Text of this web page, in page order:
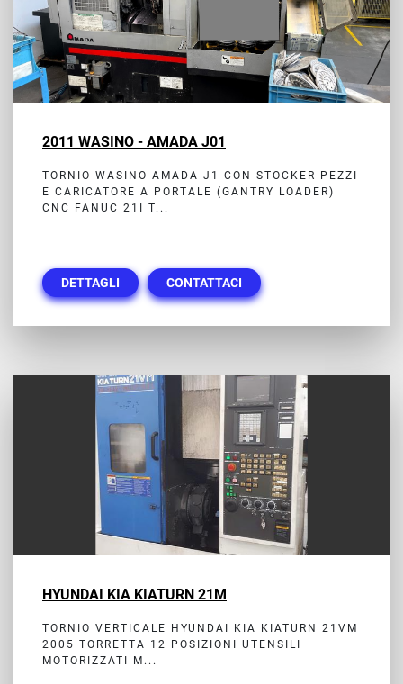
2011 WASINO - AMADA J01
TORNIO WASINO AMADA J1 CON STOCKER PEZZI
E CARICATORE A PORTALE (GANTRY LOADER)
CNC FANUC 21I T...
DETTAGLI CONTATTACI
HYUNDAI KIA KIATURN 21M
TORNIO VERTICALE HYUNDAI KIA KIATURN 21VM
2005 TORRETTA 12 POSIZIONI UTENSILI
MOTORIZZATI M...